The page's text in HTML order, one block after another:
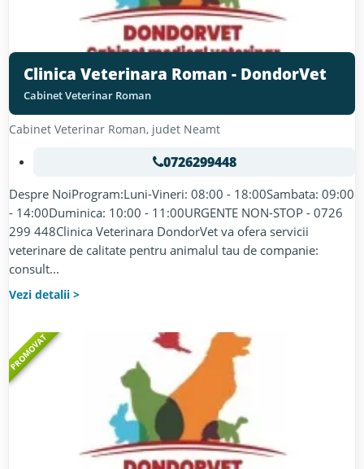
Clinica Veterinara Roman - DondorVet
Cabinet Veterinar Roman
Cabinet Veterinar Roman, judet Neamt
0726299448
Despre NoiProgram:Luni-Vineri: 08:00 - 18:00Sambata: 09:00
- 14:00Duminica: 10:00 - 11:00URGENTE NON-STOP - 0726
299 448Clinica Veterinara DondorVet va ofera servicii
veterinare de calitate pentru animalul tau de companie:
consult...
Vezi detalii
PROMOVAT